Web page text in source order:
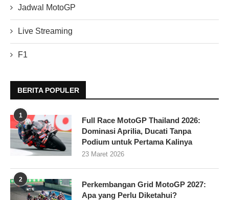
Jadwal MotoGP
Live Streaming
F1
BERITA POPULER
1
Full Race MotoGP Thailand 2026:
Dominasi Aprilia, Ducati Tanpa
Podium untuk Pertama Kalinya
23 Maret 2026
2
Perkembangan Grid MotoGP 2027:
Apa yang Perlu Diketahui?